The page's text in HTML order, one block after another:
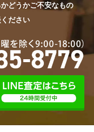
どうかご不安なもの
ださい